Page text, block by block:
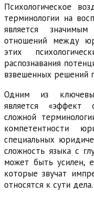
Психологическое
терминологии на
является
отношений между
этих
распознавания
взвешенных решений
Одним из
является «эффект
сложной
компетентности
специальных
сложность языка с
может быть усилен,
которые звучат
относятся к сути дела.